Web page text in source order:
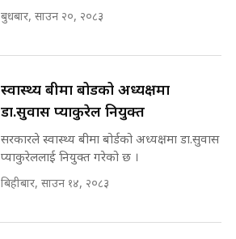
Sidhakura || Pratibha Rawal
रसुवाकाे भाङ्गे झरना | Bhange
Waterfall of Rasuwa ||
SIDHAKURA ||
७८ लाख घुस खाने मन्त्री ! जोगाउने
SIDHAKURA INVESTIGATION
अडियो | FULL AUDIO |
SIDHAKURA |
बुधबार, साउन २०, २०८३
स्वास्थ्य बीमा बोर्डको अध्यक्षमा
डा.सुवास प्याकुरेल नियुक्त
सरकारले स्वास्थ्य बीमा बोर्डको अध्यक्षमा डा.सुवास
प्याकुरेललाई नियुक्त गरेको छ ।
बिहीबार, साउन १४, २०८३